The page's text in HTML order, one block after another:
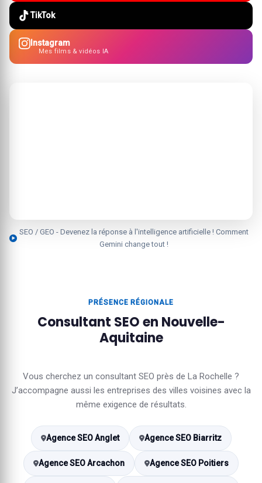
TikTok
Instagram
Mes films & vidéos IA
SEO / GEO - Devenez la réponse à l'intelligence artificielle ! Comment
Gemini change tout !
PRÉSENCE RÉGIONALE
Consultant SEO en Nouvelle-
Aquitaine
Vous cherchez un consultant SEO près de La Rochelle ?
J’accompagne aussi les entreprises des villes voisines avec la
même exigence de résultats.
Agence SEO Anglet Agence SEO Biarritz
Agence SEO Arcachon Agence SEO Poitiers